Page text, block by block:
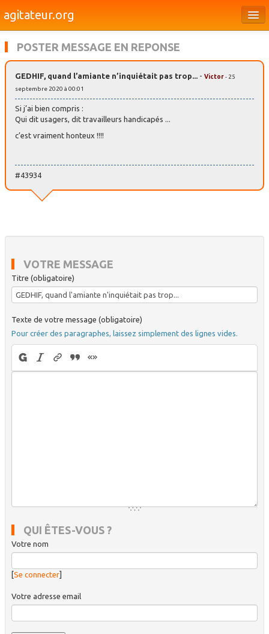
agitateur.org
Bourges & le Cher
Culture
Brèves
POSTER MESSAGE EN REPONSE
GEDHIF, quand l’amiante n’inquiétait pas trop... - Victor- 25
septembre 2020 à 00:01
Si j’ai bien compris :
Qui dit usagers, dit travailleurs handicapés ...
c’est vraiment honteux !!!!
#43934
VOTRE MESSAGE
Titre (obligatoire)
Texte de votre message (obligatoire)
Pour créer des paragraphes, laissez simplement des lignes vides.
QUI ÊTES-VOUS ?
Votre nom
[Se connecter]
Votre adresse email